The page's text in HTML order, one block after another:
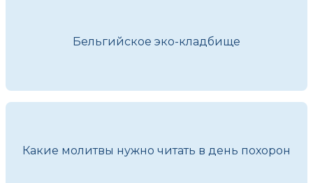
Бельгийское эко-кладбище
Какие молитвы нужно читать в день похорон